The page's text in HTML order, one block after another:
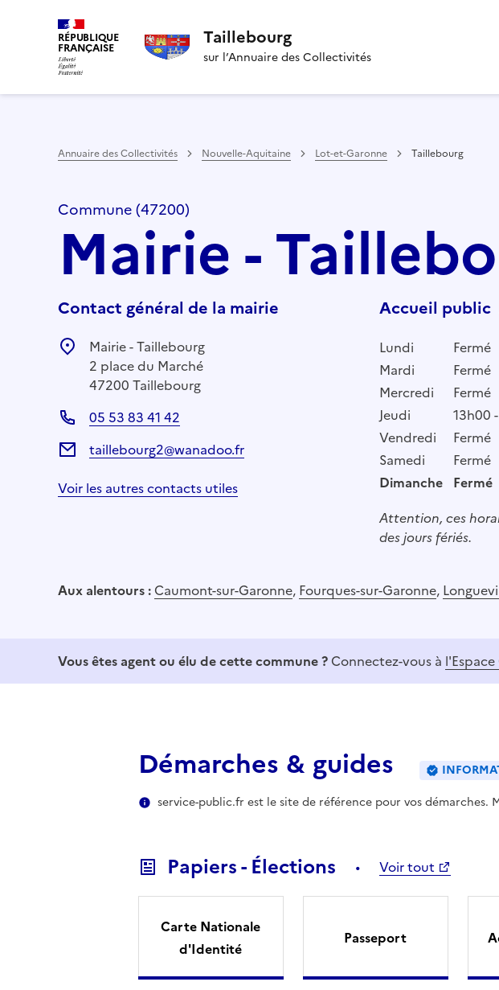
RÉPUBLIQUE
FRANÇAISE Taillebourg
sur l’Annuaire des Collectivités
Annuaire des Collectivités Nouvelle-Aquitaine Lot-et-Garonne Taillebourg
Commune (47200)
Mairie -
Contact général de la mairie
Mairie - Taillebourg
2 place du Marché
47200 Taillebourg
05 53 83 41 42
taillebourg2@wanadoo.fr
Voir les autres contacts utiles
Accueil public
Lundi
Fermé
Mardi
Fermé
Mercredi
Fermé
Jeudi
13h00
Vendredi
Fermé
Samedi
Fermé
Dimanche Fermé
Attention, ces
des jours fériés.
Aux alentours : Caumont-sur-Garonne, Fourques-sur-Garonne,
Vous êtes agent ou élu de cette commune ? Connectez-vous à
Démarches & guides
service-public.fr est le site de référence pour vos démarches.
Papiers - Élections Voir tout
Carte Nationale
d'Identité
Passeport